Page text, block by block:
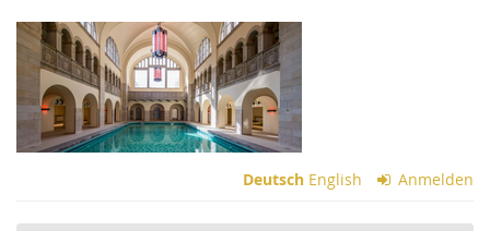
Zum
Haupt-
Inhalt
springen
Deutsch English Anmelden